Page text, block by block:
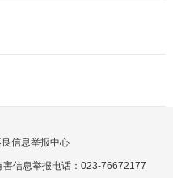
信息举报中心
信息举报电话：023-76672177